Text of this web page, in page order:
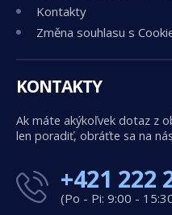
Kontakty
Změna souhlasu s
KONTAKTY
Ak máte akýkoľvek dotaz z
len poradiť, obráťte sa na
+421 222
(Po - Pi: 9:00 -